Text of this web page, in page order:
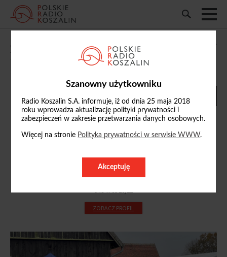
Szanowny użytkowniku
Radio Koszalin S.A. informuje, iż od dnia 25 maja 2018
roku wprowadza aktualizację polityki prywatności i
zabezpieczeń w zakresie przetwarzania danych osobowych.
Więcej na stronie Polityka prywatności w serwisie WWW.
Akceptuję
„Wieczorne spotkania”: o życiu społeczno-
kulturalnym mieszkańców wsi
r.pacholczyk
@radio.koszalin.pl
94 347 09 20/22
ZOBACZ PROFIL